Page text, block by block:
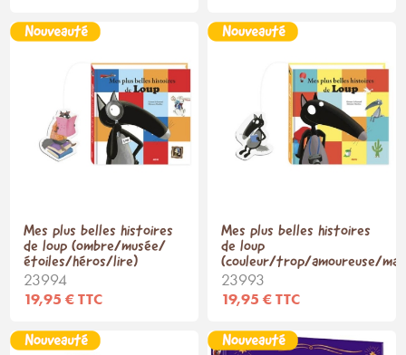
Mes plus belles histoires
de loup (ombre/musée/
étoiles/héros/lire)
23994
19,95 € TTC
Mes plus belles histoires
de loup
(couleur/trop/amoureuse/
23993
19,95 € TTC